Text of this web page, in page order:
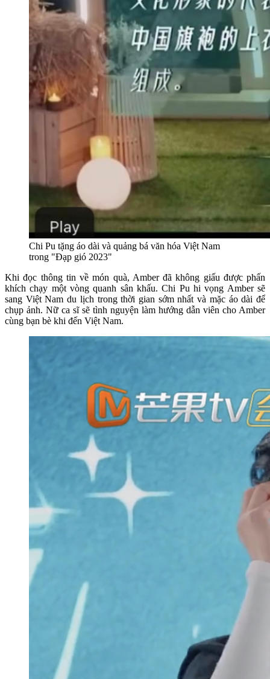
Chi Pu tặng áo dài và quảng bá văn hóa Việt Nam
trong "Đạp gió 2023"
Khi đọc thông tin về món quà, Amber đã không giấu được phấn
khích chạy một vòng quanh sân khấu. Chi Pu hi vọng Amber sẽ
sang Việt Nam du lịch trong thời gian sớm nhất và mặc áo dài để
chụp ảnh. Nữ ca sĩ sẽ tình nguyện làm hướng dẫn viên cho Amber
cùng bạn bè khi đến Việt Nam.